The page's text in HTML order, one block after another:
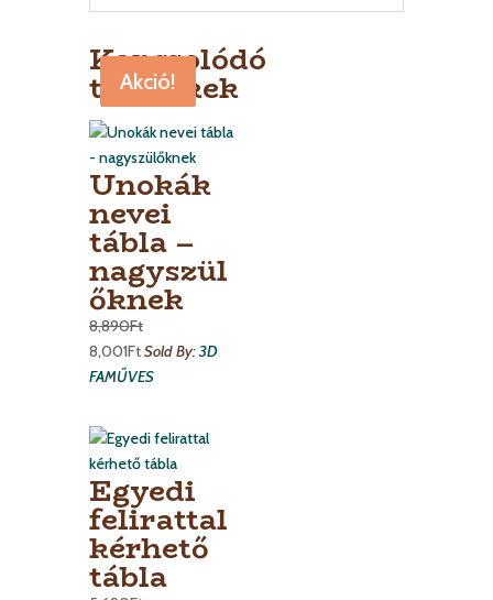
Kapcsolódó
termékek
Akció!
Unokák
nevei
tábla –
nagyszül
őknek
8,890Ft
8,001FtSold By:3D
FAMŰVES
Akció!
Egyedi
felirattal
kérhető
tábla
Akció!